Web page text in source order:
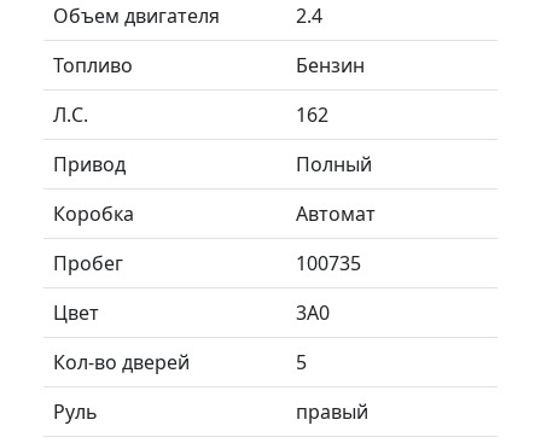
Объем двигателя
2.4
Топливо
Бензин
Л.C.
162
Привод
Полный
Коробка
Автомат
Пробег
100735
Цвет
3A0
Кол-во дверей
5
Руль
правый